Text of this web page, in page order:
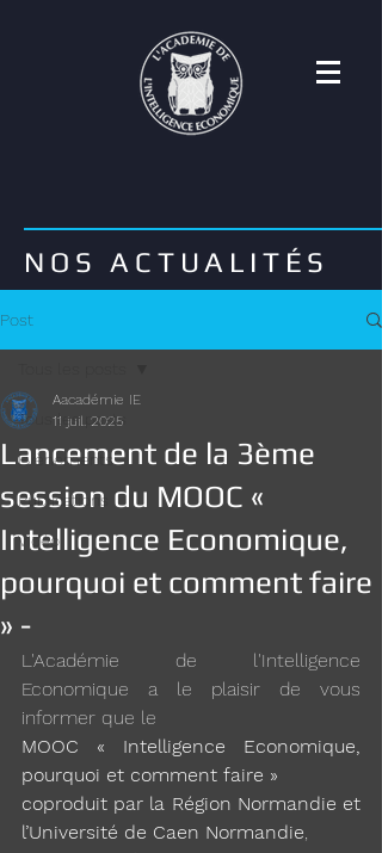
NOS ACTUALITÉS
Post
Tous les posts
Evènements
Publications
Vidéo
Lancement de la 3ème
session du MOOC «
Intelligence Economique,
pourquoi et comment faire
» -
Aacadémie IE
11 juil. 2025
L'Académie de l'Intelligence
Economique a le plaisir de vous
informer que le
MOOC « Intelligence Economique,
pourquoi et comment faire »
coproduit par la Région Normandie et
l’Université de Caen Normandie,